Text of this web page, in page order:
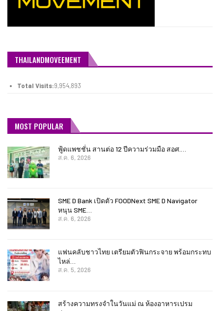
THAILANDMOVEEMENT
Total Visits:9,954,893
MOST POPULAR
ฟู้ดแพชชั่น สานต่อ 12 ปีความร่วมมือ สอศ.…
ส.ค. 6, 2026
SME D Bank เปิดตัว FOODNext SME D Navigator
หนุน SME…
ส.ค. 6, 2026
แฟนคลับชาวไทย เตรียมตัวฟินกระจาย พร้อมกระทบ
ไหล่…
ส.ค. 5, 2026
สร้างความทรงจำในวันแม่ ณ ห้องอาหารเปรม